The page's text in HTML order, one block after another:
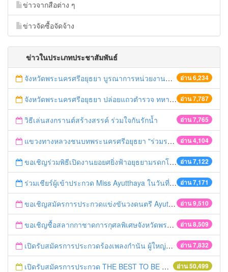
ข่าวจากสือต่าง ๆ
ข่าวจัดซื้อจัดจ้าง
ข่าวในประเภทประชาสัมพันธ์
อ่าน 6,234
จังหวัดพระนครศรีอยุธยา บูรณาการหน่วยงานที่เกี่ยวข้อง ลงพื้นที่จัดระเบียบและดำเนินมาตรการตามบทลงโทษสูงสุดกับผู้ประกอบการร้านค้าที่ยังฝ่าฝืนตั้งร้านค้ารุกล้ำเขตพื้นที่ทางหลวง เตรียมความปลอดภัยก่อนเทศกาลสงกรานต์
อ่าน 7,787
จังหวัดพระนครศรีอยุธยา ปล่อยแถวตำรวจ ทหาร ฝ่ายปกครอง กว่า 100 นาย ตรวจเข้มท่ารถสาธารณะ สถานีขนส่งรถโดยสาร วินรถตู้ และสถานีรถไฟ เตรียมรับมือเทศกาลสงกรานต์
อ่าน 7,765
วิธีเล่นสงกรานต์สร้างสรรค์ ร่วมใจกันรักน้ำ
อ่าน 4,104
แขวงทางหลวงชนบทพระนครศรีอยุธยา "ร่วมรณรงค์ ขับช้า เปิดไฟหน้า คาดเข็มขัด" เทศกาลสงกรานต์ ปี 2561
อ่าน 7,122
ขอเชิญร่วมพิธีเปิดงานยอยศยิ่งฟ้าอยุธยามรดกโลก
อ่าน 7,171
ร่วมเชียร์ผู้เข้าประกวด Miss Ayutthaya ในวันที่ 15 ธันวาคม 2560
อ่าน 9,510
ขอเชิญสมัครการประกวดแข่งขันวงดนตรี Ayutthaya battle of the bands
อ่าน 8,509
ขอเชิญซื้อสลากกาชาดการกุศลพิเศษจังหวัดพระนครศรีอยุธยา 2560
อ่าน 7,832
เปิดรับสมัครการประกวดร้องเพลงกำนัน ผู้ใหญ่บ้าน ฯลฯ
อ่าน 50,499
เปิดรับสมัครการประกวด THE BEST TO BE NUMBER ONE